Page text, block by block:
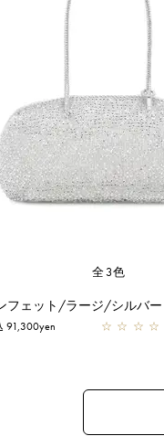
全3色
フェット/ラージ/シルバー
91,300yen ☆ ☆ ☆ ☆